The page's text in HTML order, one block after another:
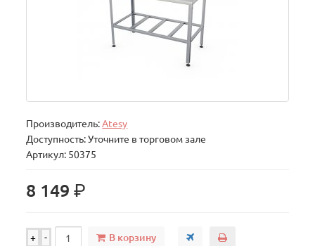
Производитель:Atesy
Доступность: Уточните в торговом зале
Артикул: 50375
8 149р.
+ - В корзину